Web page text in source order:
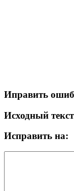
Иправить
Исходный текст
Исправить на: